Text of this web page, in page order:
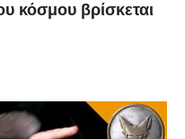
κόσμου βρίσκεται